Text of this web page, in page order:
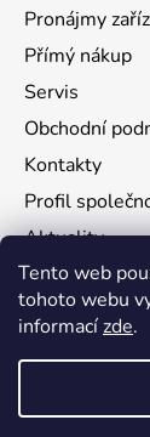
Tento web
tohoto webu
informacízde.
Pronájmy
Přímý nákup
Servis
Obchodní
Kontakty
Profil
Aktuality
Ochrana
Ke stažení